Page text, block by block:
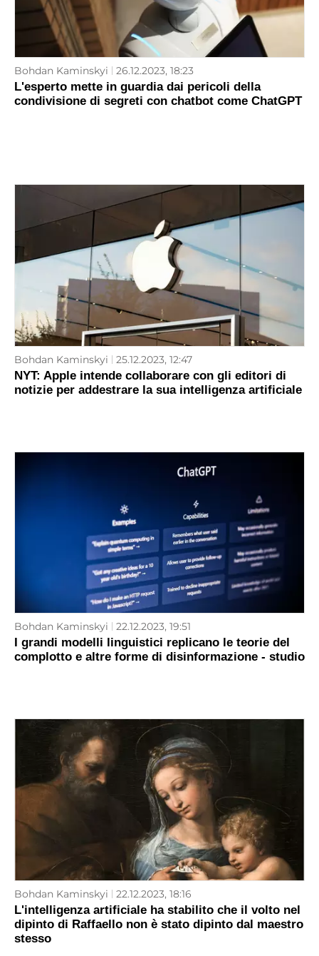
Bohdan Kaminskyi 26.12.2023, 18:23
L'esperto mette in guardia dai pericoli della
condivisione di segreti con chatbot come ChatGPT
Bohdan Kaminskyi 25.12.2023, 12:47
NYT: Apple intende collaborare con gli editori di
notizie per addestrare la sua intelligenza artificiale
Bohdan Kaminskyi 22.12.2023, 19:51
I grandi modelli linguistici replicano le teorie del
complotto e altre forme di disinformazione - studio
Bohdan Kaminskyi 22.12.2023, 18:16
L'intelligenza artificiale ha stabilito che il volto nel
dipinto di Raffaello non è stato dipinto dal maestro
stesso